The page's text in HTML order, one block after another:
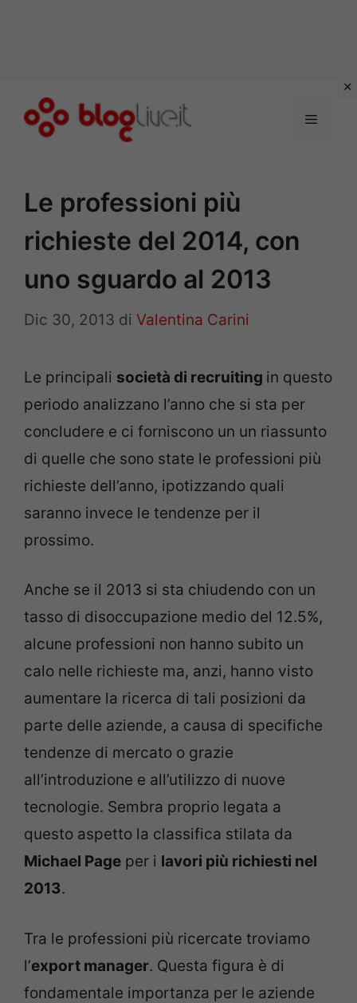
Menu
Le professioni più
richieste del 2014, con
uno sguardo al 2013
Dic 30, 2013 di Valentina Carini
Le principali società di recruiting in questo
periodo analizzano l’anno che si sta per
concludere e ci forniscono un un riassunto
di quelle che sono state le professioni più
richieste dell’anno, ipotizzando quali
saranno invece le tendenze per il
prossimo.
Anche se il 2013 si sta chiudendo con un
tasso di disoccupazione medio del 12.5%,
alcune professioni non hanno subito un
calo nelle richieste ma, anzi, hanno visto
aumentare la ricerca di tali posizioni da
parte delle aziende, a causa di specifiche
tendenze di mercato o grazie
all’introduzione e all’utilizzo di nuove
tecnologie. Sembra proprio legata a
questo aspetto la classifica stilata da
Michael Page per i lavori più richiesti nel
2013.
Tra le professioni più ricercate troviamo
l’export manager. Questa figura è di
fondamentale importanza per le aziende